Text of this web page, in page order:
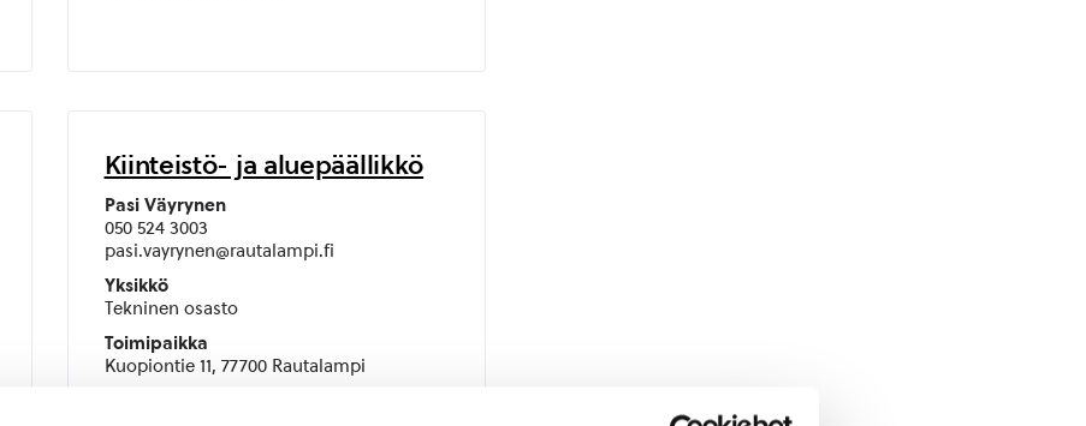
Kiinteistö- ja aluepäällikkö
Pasi Väyrynen
050 524 3003
pasi.vayrynen@rautalampi.fi
Yksikkö
Tekninen osasto
Toimipaikka
Kuopiontie 11, 77700 Rautalampi